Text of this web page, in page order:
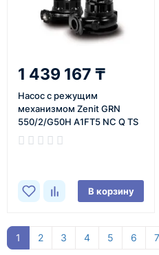
1 439 167 ₸
Насос с режущим
механизмом Zenit GRN
550/2/G50H A1FT5 NC Q TS
2SIC 10
В корзину
1 2 3 4 5 6 7